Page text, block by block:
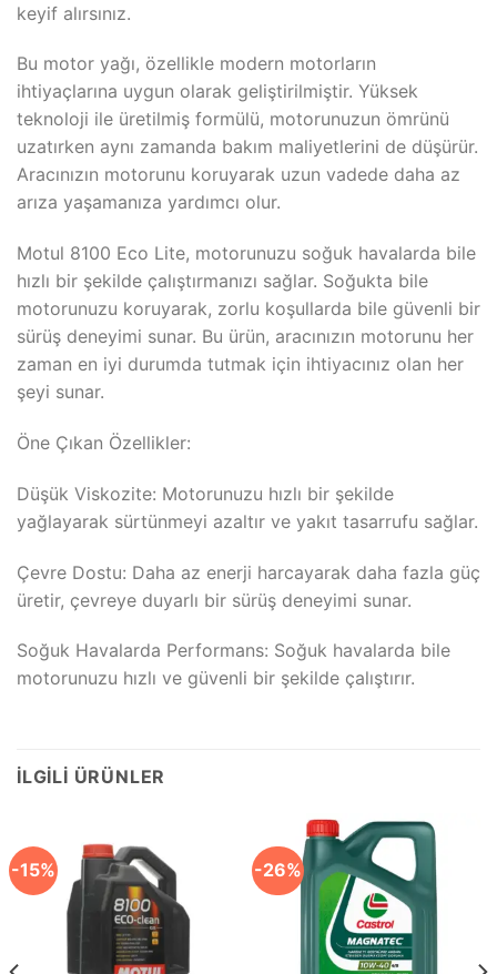
keyif alırsınız.
Bu motor yağı, özellikle modern motorların
ihtiyaçlarına uygun olarak geliştirilmiştir. Yüksek
teknoloji ile üretilmiş formülü, motorunuzun ömrünü
uzatırken aynı zamanda bakım maliyetlerini de düşürür.
Aracınızın motorunu koruyarak uzun vadede daha az
arıza yaşamanıza yardımcı olur.
Motul 8100 Eco Lite, motorunuzu soğuk havalarda bile
hızlı bir şekilde çalıştırmanızı sağlar. Soğukta bile
motorunuzu koruyarak, zorlu koşullarda bile güvenli bir
sürüş deneyimi sunar. Bu ürün, aracınızın motorunu her
zaman en iyi durumda tutmak için ihtiyacınız olan her
şeyi sunar.
Öne Çıkan Özellikler:
Düşük Viskozite: Motorunuzu hızlı bir şekilde
yağlayarak sürtünmeyi azaltır ve yakıt tasarrufu sağlar.
Çevre Dostu: Daha az enerji harcayarak daha fazla güç
üretir, çevreye duyarlı bir sürüş deneyimi sunar.
Soğuk Havalarda Performans: Soğuk havalarda bile
motorunuzu hızlı ve güvenli bir şekilde çalıştırır.
İLGILI ÜRÜNLER
-15% -26%